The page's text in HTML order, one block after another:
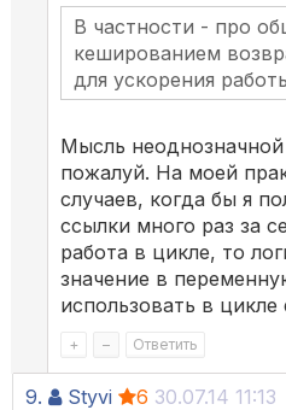
В частности - про
кешированием
для ускорения
Мысль неоднозначной
пожалуй. На моей
случаев, когда бы я
ссылки много раз за
работа в цикле, то
значение в
использовать в цикле
+ – Ответить
9. Styvi 6 30.07.14 11:13